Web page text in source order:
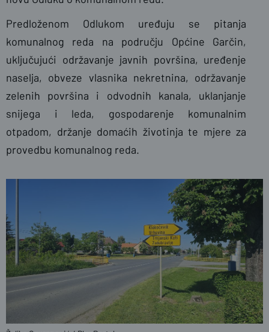
Predloženom Odlukom uređuju se pitanja
komunalnog reda na području Općine Garčin,
uključujući održavanje javnih površina, uređenje
naselja, obveze vlasnika nekretnina, održavanje
zelenih površina i odvodnih kanala, uklanjanje
snijega i leda, gospodarenje komunalnim
otpadom, držanje domaćih životinja te mjere za
provedbu komunalnog reda.